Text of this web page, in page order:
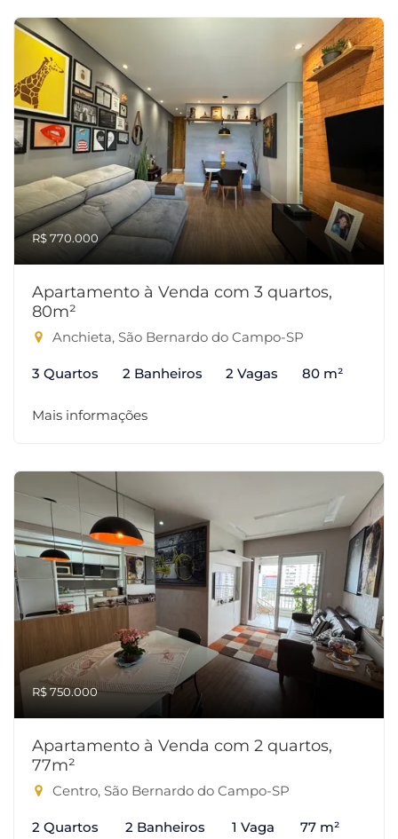
R$ 770.000
Apartamento à Venda com 3 quartos,
80m²
Anchieta, São Bernardo do Campo-SP
3 Quartos 2 Banheiros 2 Vagas 80 m²
Mais informações
R$ 750.000
Apartamento à Venda com 2 quartos,
77m²
Centro, São Bernardo do Campo-SP
2 Quartos 2 Banheiros 1 Vaga 77 m²